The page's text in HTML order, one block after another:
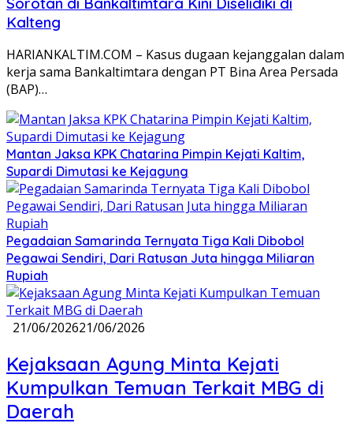
Kalteng
HARIANKALTIM.COM – Kasus dugaan kejanggalan dalam
kerja sama Bankaltimtara dengan PT Bina Area Persada
(BAP)…
Mantan Jaksa KPK Chatarina Pimpin Kejati Kaltim,
Supardi Dimutasi ke Kejagung
Pegadaian Samarinda Ternyata Tiga Kali Dibobol
Pegawai Sendiri, Dari Ratusan Juta hingga Miliaran
Rupiah
21/06/202621/06/2026
Kejaksaan Agung Minta Kejati
Kumpulkan Temuan Terkait MBG di
Daerah